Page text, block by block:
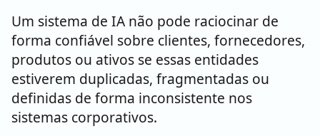
Um sistema de IA não pode raciocinar de
forma confiável sobre clientes, fornecedores,
produtos ou ativos se essas entidades
estiverem duplicadas, fragmentadas ou
definidas de forma inconsistente nos
sistemas corporativos.